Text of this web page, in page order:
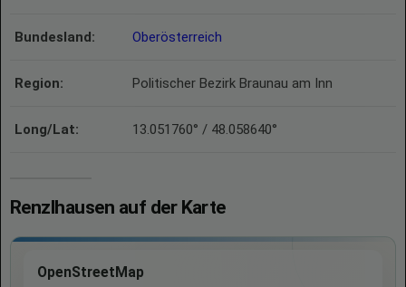
Bundesland: Oberösterreich
Region: Politischer Bezirk Braunau am Inn
Long/Lat: 13.051760° / 48.058640°
Renzlhausen auf der Karte
OpenStreetMap